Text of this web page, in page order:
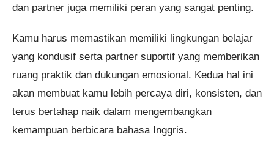
dan partner juga memiliki peran yang sangat penting.
Kamu harus memastikan memiliki lingkungan belajar
yang kondusif serta partner suportif yang memberikan
ruang praktik dan dukungan emosional. Kedua hal ini
akan membuat kamu lebih percaya diri, konsisten, dan
terus bertahap naik dalam mengembangkan
kemampuan berbicara bahasa Inggris.